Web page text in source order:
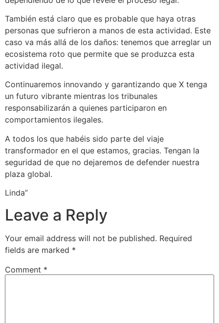
También está claro que es probable que haya otras
personas que sufrieron a manos de esta actividad. Este
caso va más allá de los daños: tenemos que arreglar un
ecosistema roto que permite que se produzca esta
actividad ilegal.
Continuaremos innovando y garantizando que X tenga
un futuro vibrante mientras los tribunales
responsabilizarán a quienes participaron en
comportamientos ilegales.
A todos los que habéis sido parte del viaje
transformador en el que estamos, gracias. Tengan la
seguridad de que no dejaremos de defender nuestra
plaza global.
Linda”
Leave a Reply
Your email address will not be published. Required
fields are marked *
Comment *